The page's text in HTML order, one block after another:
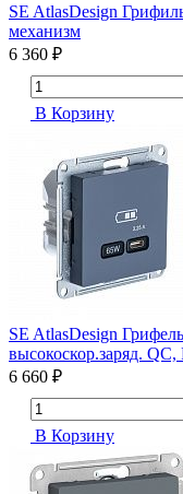
SE AtlasDesign
механизм
6 360 ₽
В Корзину
SE AtlasDesign
высокоскор.заряд. QC,
6 660 ₽
В Корзину